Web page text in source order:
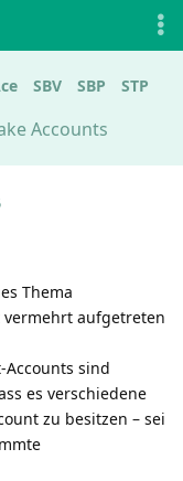
SBV SBP STP
Accounts
Thema
aufgetreten
sind
es verschiedene
zu besitzen – sei